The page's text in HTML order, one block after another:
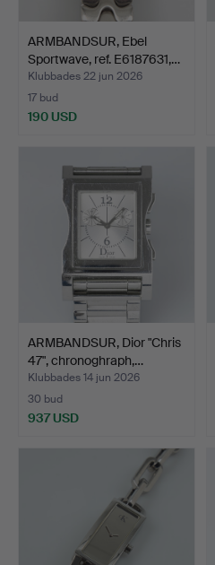
ARMBANDSUR, Ebel
Sportwave, ref. E6187631,…
Klubbades 22 jun 2026
17 bud
190 USD
ARMBANDSUR, Dior "Chris
47", chronoghraph,…
Klubbades 14 jun 2026
30 bud
937 USD